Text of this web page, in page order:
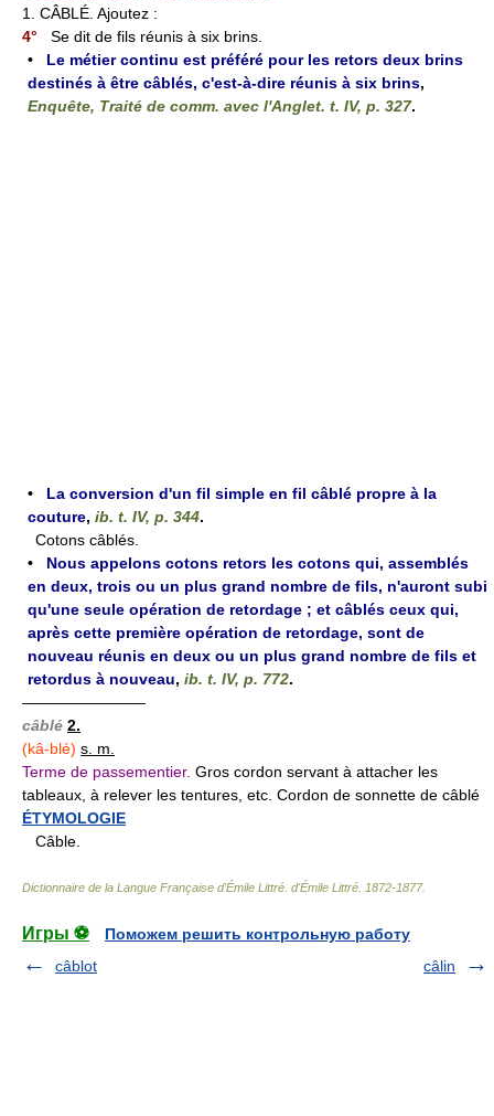
1. CÂBLÉ. Ajoutez :
4° Se dit de fils réunis à six brins.
• Le métier continu est préféré pour les retors deux brins
destinés à être câblés, c'est-à-dire réunis à six brins,
Enquête, Traité de comm. avec l'Anglet. t. IV, p. 327.
• La conversion d'un fil simple en fil câblé propre à la
couture, ib. t. IV, p. 344.
Cotons câblés.
• Nous appelons cotons retors les cotons qui, assemblés
en deux, trois ou un plus grand nombre de fils, n'auront subi
qu'une seule opération de retordage ; et câblés ceux qui,
après cette première opération de retordage, sont de
nouveau réunis en deux ou un plus grand nombre de fils et
retordus à nouveau, ib. t. IV, p. 772.
————————
câblé 2.
(kâ-blé) s. m.
Terme de passementier. Gros cordon servant à attacher les
tableaux, à relever les tentures, etc. Cordon de sonnette de câblé
ÉTYMOLOGIE
Câble.
Dictionnaire de la Langue Française d'Émile Littré d'Émile Littré 1872-1877.
Игры ⚽
Поможем решить контрольную работу
câblot
câlin